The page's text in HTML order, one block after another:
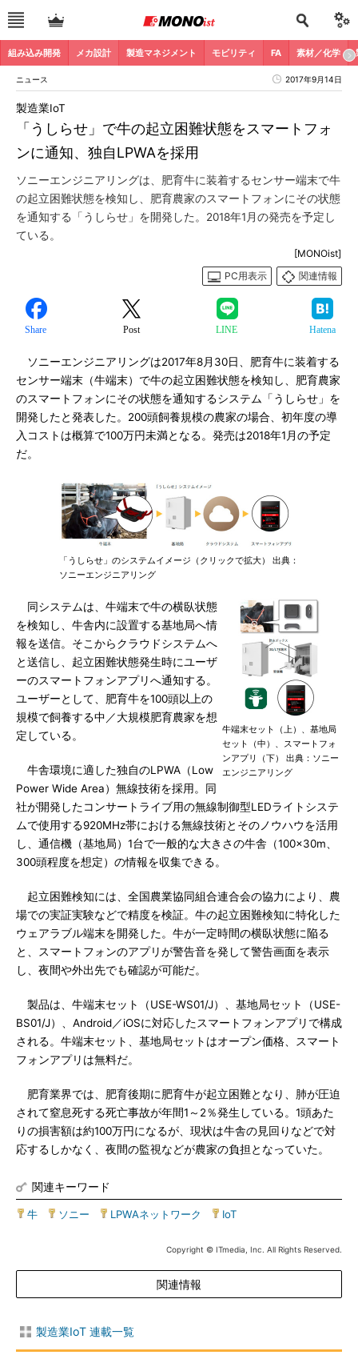
組み込み開発 メカ設計 製造マネジメント モビリティ FA 素材／化学
ニュース 2017年9月14日
「うしらせ」で牛の起立困難状態をスマートフォ
ンに通知、独自LPWAを採用
製造業IoT
ソニーエンジニアリングは、肥育牛に装着するセンサー端末で牛
の起立困難状態を検知し、肥育農家のスマートフォンにその状態
を通知する「うしらせ」を開発した。2018年1月の発売を予定し
ている。
[MONOist]
PC用表示
関連情報
Share Post LINE Hatena
ソニーエンジニアリングは2017年8月30日、肥育牛に装着する
センサー端末（牛端末）で牛の起立困難状態を検知し、肥育農家
のスマートフォンにその状態を通知するシステム「うしらせ」を
開発したと発表した。200頭飼養規模の農家の場合、初年度の導
入コストは概算で100万円未満となる。発売は2018年1月の予定
だ。
「うしらせ」のシステムイメージ（クリックで拡大） 出典：
ソニーエンジニアリング
牛端末セット（上）、基地局
セット（中）、スマートフォ
ンアプリ（下） 出典：ソニー
エンジニアリング
同システムは、牛端末で牛の横臥状態
を検知し、牛舎内に設置する基地局へ情
報を送信。そこからクラウドシステムへ
と送信し、起立困難状態発生時にユーザ
ーのスマートフォンアプリへ通知する。
ユーザーとして、肥育牛を100頭以上の
規模で飼養する中／大規模肥育農家を想
定している。
牛舎環境に適した独自のLPWA（Low
Power Wide Area）無線技術を採用。同
社が開発したコンサートライブ用の無線制御型LEDライトシステ
ムで使用する920MHz帯における無線技術とそのノウハウを活用
し、通信機（基地局）1台で一般的な大きさの牛舎（100×30m、
300頭程度を想定）の情報を収集できる。
起立困難検知には、全国農業協同組合連合会の協力により、農
場での実証実験などで精度を検証。牛の起立困難検知に特化した
ウェアラブル端末を開発した。牛が一定時間の横臥状態に陥る
と、スマートフォンのアプリが警告音を発して警告画面を表示
し、夜間や外出先でも確認が可能だ。
製品は、牛端末セット（USE-WS01/J）、基地局セット（USE-
BS01/J）、Android／iOSに対応したスマートフォンアプリで構成
される。牛端末セット、基地局セットはオープン価格、スマート
フォンアプリは無料だ。
肥育業界では、肥育後期に肥育牛が起立困難となり、肺が圧迫
されて窒息死する死亡事故が年間1～2％発生している。1頭あた
りの損害額は約100万円になるが、現状は牛舎の見回りなどで対
応するしかなく、夜間の監視などが農家の負担となっていた。
関連キーワード
牛 ソニー LPWAネットワーク IoT
Copyright © ITmedia, Inc. All Rights Reserved.
関連情報
製造業IoT 連載一覧